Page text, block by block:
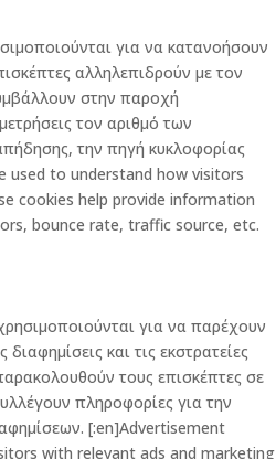
για να κατανοήσουν
αλληλεπιδρούν με τον
στην παροχή
τον αριθμό των
την πηγή κυκλοφορίας
used to understand how visitors
cookies help provide information
bounce rate, traffic source, etc.
για να παρέχουν
και τις εκστρατείες
τους επισκέπτες σε
πληροφορίες για την
[:en]Advertisement
with relevant ads and marketing